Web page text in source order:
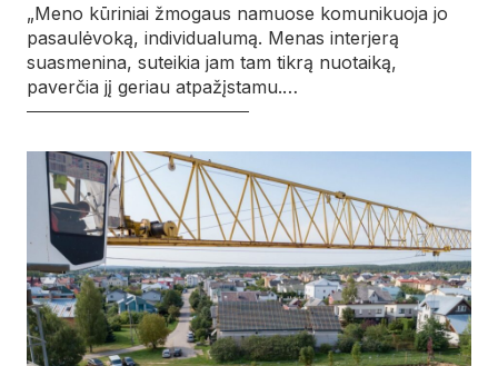
„Meno kūriniai žmogaus namuose komunikuoja jo
pasaulėvoką, individualumą. Menas interjerą
suasmenina, suteikia jam tam tikrą nuotaiką,
paverčia jį geriau atpažįstamu.…